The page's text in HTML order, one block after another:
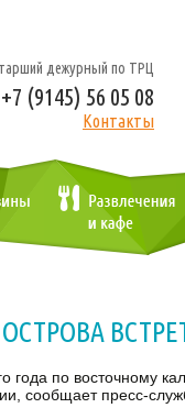
дежурный по ТРЦ
+7 (9145) 56 05 08
Контакты
ОСТРОВА
года по восточному
сообщает пресс-